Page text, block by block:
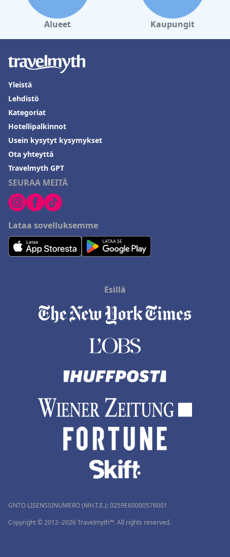
Alueet Kaupungit
SEURAA MEITÄ
Lataa sovelluksemme
Yleistä
Lehdistö
Kategoriat
Hotellipalkinnot
Usein kysytyt kysymykset
Ota yhteyttä
Travelmyth GPT
Esillä
GNTO LISENSSINUMERO (MH.T.E.): 0259Ε60000576001
Copyright © 2012–2026 Travelmyth™. All rights reserved.